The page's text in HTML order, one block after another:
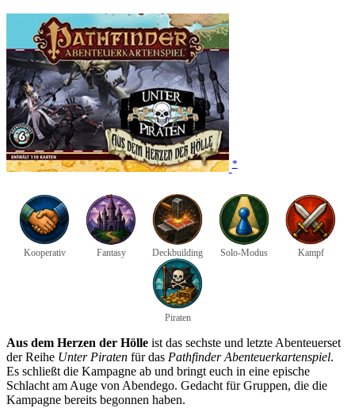
*
Kooperativ Fantasy Deckbuilding Solo-Modus Kampf
Piraten
Aus dem Herzen der Hölle ist das sechste und letzte Abenteuerset
der Reihe Unter Piraten für das Pathfinder Abenteuerkartenspiel.
Es schließt die Kampagne ab und bringt euch in eine epische
Schlacht am Auge von Abendego. Gedacht für Gruppen, die die
Kampagne bereits begonnen haben.